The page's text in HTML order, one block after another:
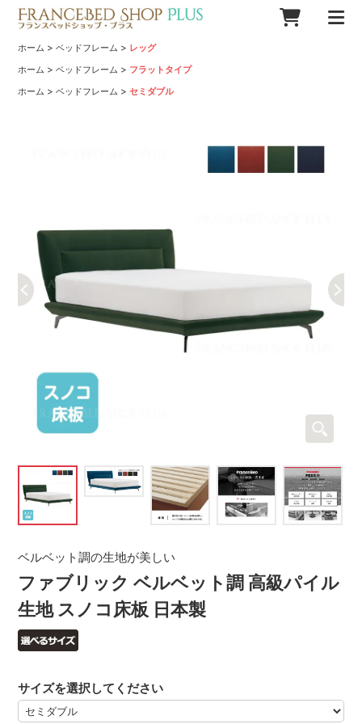
ホーム >ベッドフレーム > レッグ
ホーム >ベッドフレーム > フラットタイプ
ホーム >ベッドフレーム >セミダブル
ファブリック ベルベット調 高級パイル
生地 スノコ床板 日本製
ベルベット調の生地が美しい
サイズを選択してください